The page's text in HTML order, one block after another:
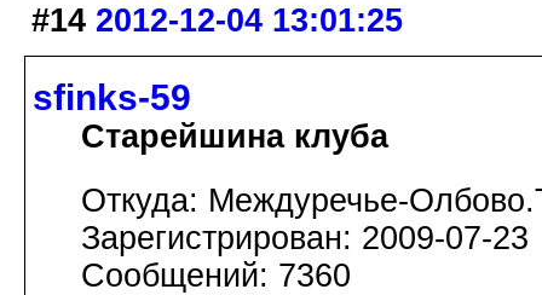
#14 2012-12-04 13:01:25
sfinks-59
Старейшина клуба
Откуда: Междуречье-
Зарегистрирован: 2009-07-23
Сообщений: 7360